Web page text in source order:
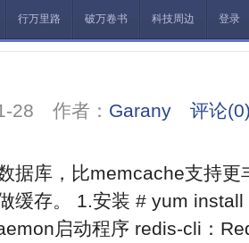
行万里路 破万卷书 科技周边 登录
28 作者： Garany
评论
据库，比memcache支持
缓存。 1.安装 # yum
启动程序 redis-cli：